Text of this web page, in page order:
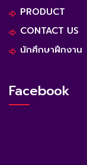
PRODUCT
CONTACT US
นักศึกษาฝึกงาน
Facebook